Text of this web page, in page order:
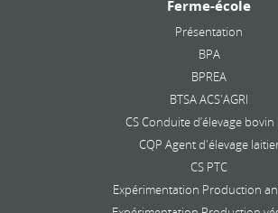
Ferme-école
Présentation
BPA
BPREA
BTSA ACS'AGRI
CS Conduite d’élevage bovin
CQP Agent d'élevage
CS PTC
Expérimentation Production